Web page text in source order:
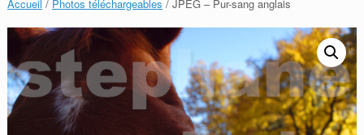
Accueil / Photos téléchargeables / JPEG – Pur-sang anglais